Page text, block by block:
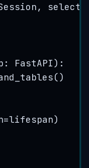
select
: FastAPI) :
()
=lifespan)